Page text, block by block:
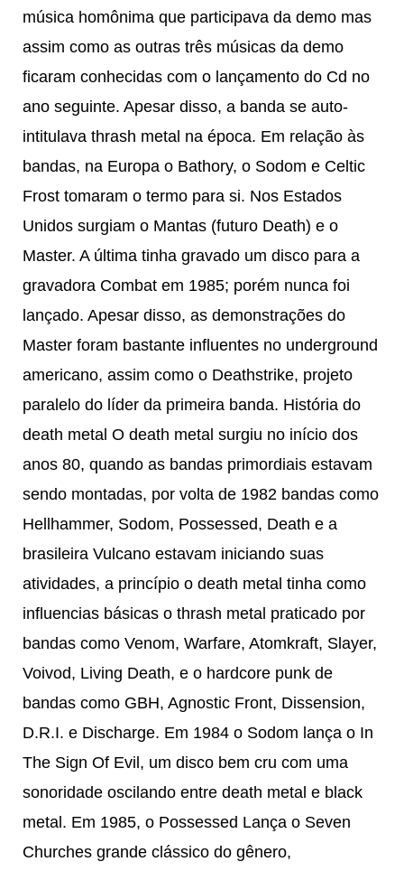
música homônima que participava da demo mas
assim como as outras três músicas da demo
ficaram conhecidas com o lançamento do Cd no
ano seguinte. Apesar disso, a banda se auto-
intitulava thrash metal na época. Em relação às
bandas, na Europa o Bathory, o Sodom e Celtic
Frost tomaram o termo para si. Nos Estados
Unidos surgiam o Mantas (futuro Death) e o
Master. A última tinha gravado um disco para a
gravadora Combat em 1985; porém nunca foi
lançado. Apesar disso, as demonstrações do
Master foram bastante influentes no underground
americano, assim como o Deathstrike, projeto
paralelo do líder da primeira banda. História do
death metal O death metal surgiu no início dos
anos 80, quando as bandas primordiais estavam
sendo montadas, por volta de 1982 bandas como
Hellhammer, Sodom, Possessed, Death e a
brasileira Vulcano estavam iniciando suas
atividades, a princípio o death metal tinha como
influencias básicas o thrash metal praticado por
bandas como Venom, Warfare, Atomkraft, Slayer,
Voivod, Living Death, e o hardcore punk de
bandas como GBH, Agnostic Front, Dissension,
D.R.I. e Discharge. Em 1984 o Sodom lança o In
The Sign Of Evil, um disco bem cru com uma
sonoridade oscilando entre death metal e black
metal. Em 1985, o Possessed Lança o Seven
Churches grande clássico do gênero,